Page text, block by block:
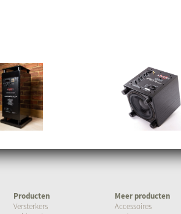
Producten
Versterkers
Meer producten
Accessoires